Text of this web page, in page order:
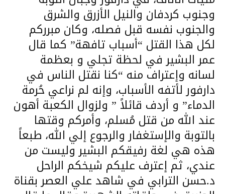
وجنوب كردفان والنيل الأزرق والشرق
والجنوب نفسه قبل فصله، وكان مبرركم
لكل هذا القتل “أسباب تافهة” كما قال
عمر البشير في لحظة تجلي و بعظمة
لسانه وإعتراف منه “كنا نقتل الناس في
دارفور لأتفه الأسباب، وإنه لم نراعي حُرمة
الدماء” و أردف قائلاً ” ولزوال الكعبة أهون
عند الله من قتل مُسلم، وأمركم وقتها
بالتوبة والإستغفار والرجوع إلي الله، طبعاً
هذه هي لغة رفيقكم البشير وليست من
عندي، ثم إعترف عليكم شيخكم الراحل
د.حسن الترابي في شاهد علي العصر بقناة